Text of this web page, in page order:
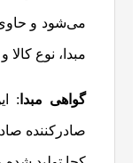
می‌شود و حاوی
مبدا، نوع
گواهی مبدا :
صادرکننده